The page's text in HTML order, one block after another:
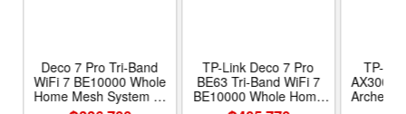
Deco 7 Pro Tri-Band
WiFi 7 BE10000 Whole
Home Mesh System 6-
Stream 10 Gbps | 4 x
TP-Link Deco 7 Pro
BE63 Tri-Band WiFi 7
BE10000 Whole Home
Mesh System - 6-Stream
TP-
AX3000
Archer